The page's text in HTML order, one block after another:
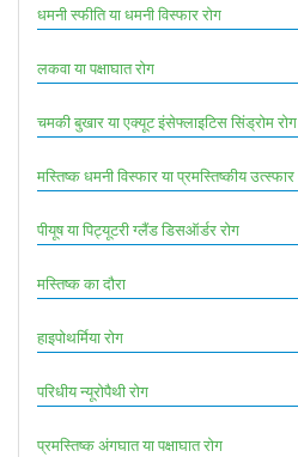
धमनी स्फीति या धमनी विस्फार रोग
लकवा या पक्षाघात रोग
चमकी बुखार या एक्यूट इंसेफ्लाइटिस सिंड्रोम रोग
मस्तिष्क धमनी विस्फार या प्रमस्तिष्कीय उत्स्फार
पीयूष या पिट्यूटरी ग्लैंड डिसऑर्डर रोग
मस्तिष्क का दौरा
हाइपोथर्मिया रोग
परिधीय न्यूरोपैथी रोग
प्रमस्तिष्क अंगघात या पक्षाघात रोग